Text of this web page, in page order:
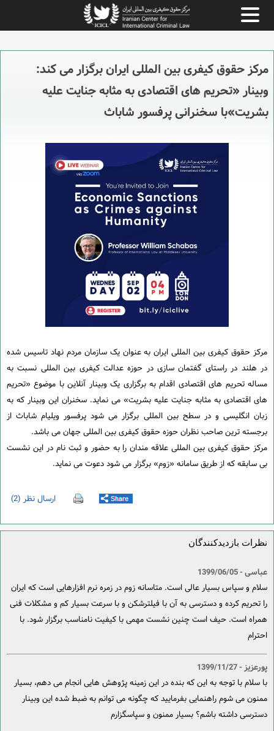
مرکز حقوق کیفری بین المللی ایران برگزار می کند:
وبینار «تحریم های اقتصادی به مثابه جنایت علیه
بشریت»‌با سخنرانی پرفسور شاباث
مرکز حقوق کیفری بین المللی ایران به عنوان یک سازمان مردم نهاد تاسیس شده
در هلند در راستای گفتمان سازی در حوزه عدالت کیفری بین المللی نسبت به
مساله تحریم های اقتصادی اقدام به برگزاری یک وبینار آنلاین با موضوع «تحریم
های اقتصادی به مثابه جنایت علیه بشریت»‌ می نماید. سخنران این وبینار که به
زبان انگلیسی و در سطح بین المللی برگزار می شود پرفسور ویلیام شاباث از
برجسته ترین صاحب نظران حوزه حقوق کیفری بین المللی جهان می باشد.
مرکز حقوق کیفری بین المللی علاقه مندان را به حضور و ثبت نام در این نشست
بی سابقه که از طریق سامانه «زوم» برگزار می شود دعوت می نماید.
ارسال نظر (2)
نظرات بازدیدکنندگان
عباسی- 1399/06/05
سلام و سپاس بسیار عالی است. متاسانه زوم در زمره نرم افزارهایی است که ایران
را تحریم کرده و دسترسی به آن با فیلترشکن و با سرعت بسیار کم و مشکلات فنی
همراه است. حیف است چنین نشست مهمی با کیفیت نامناسب برگزار شود. با
احترام
پورعزیز- 1399/11/27
با سلام با توجه به این که بنده در این زمینه پژوهش هایی انجام می دهم، بسیار
ممنون می شوم راهنمایی بفرمایید که چگونه می توانم به ضبط شده این وبینار
دسترسی داشته باشم؟ بسیار ممنون و سپاسگزارم